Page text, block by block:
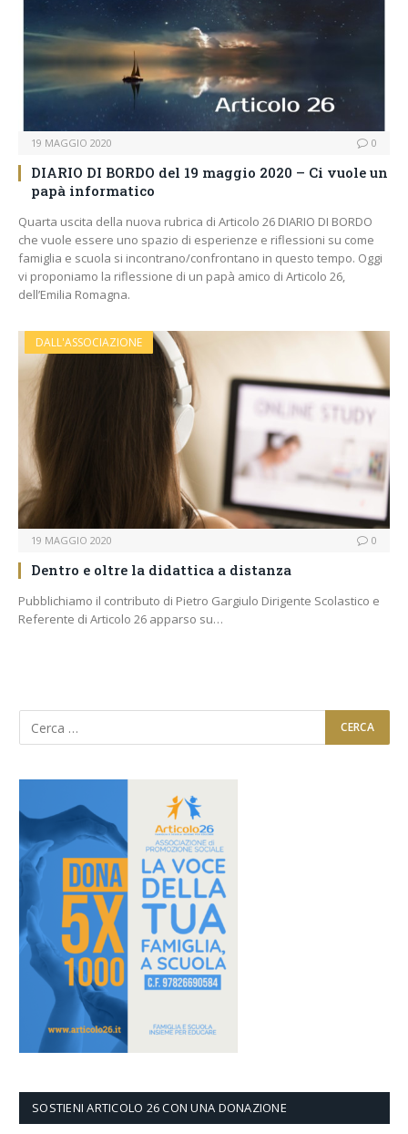
19 MAGGIO 2020 0
DIARIO DI BORDO del 19 maggio 2020 – Ci vuole un
papà informatico
Quarta uscita della nuova rubrica di Articolo 26 DIARIO DI BORDO
che vuole essere uno spazio di esperienze e riflessioni su come
famiglia e scuola si incontrano/confrontano in questo tempo. Oggi
vi proponiamo la riflessione di un papà amico di Articolo 26,
dell’Emilia Romagna.
DALL'ASSOCIAZIONE
19 MAGGIO 2020 0
Dentro e oltre la didattica a distanza
Pubblichiamo il contributo di Pietro Gargiulo Dirigente Scolastico e
Referente di Articolo 26 apparso su…
SOSTIENI ARTICOLO 26 CON UNA DONAZIONE